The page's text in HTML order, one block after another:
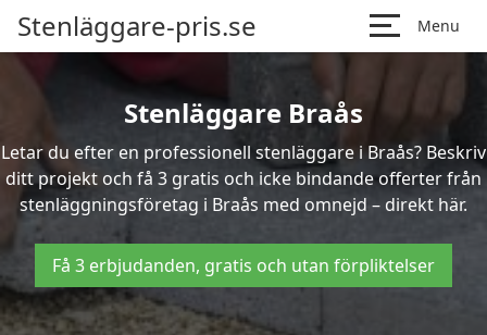
Stenläggare-pris.se Menu
Stenläggare Braås
Letar du efter en professionell stenläggare i Braås? Beskriv
ditt projekt och få 3 gratis och icke bindande offerter från
stenläggningsföretag i Braås med omnejd – direkt här.
Få 3 erbjudanden, gratis och utan förpliktelser